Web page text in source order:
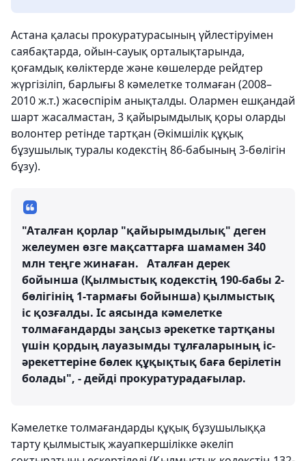
Астана қаласы прокуратурасының үйлестіруімен
саябақтарда, ойын-сауық орталықтарында,
қоғамдық көліктерде және көшелерде рейдтер
жүргізіліп, барлығы 8 кәмелетке толмаған (2008–
2010 ж.т.) жасөспірім анықталды. Олармен ешқандай
шарт жасалмастан, 3 қайырымдылық қоры оларды
волонтер ретінде тартқан (Әкімшілік құқық
бұзушылық туралы кодекстің 86-бабының 3-бөлігін
бұзу).
"Аталған қорлар "қайырымдылық" деген
желеумен өзге мақсаттарға шамамен 340
млн теңге жинаған. Аталған дерек
бойынша (Қылмыстық кодекстің 190-бабы 2-
бөлігінің 1-тармағы бойынша) қылмыстық
іс қозғалды. Іс аясында кәмелетке
толмағандарды заңсыз әрекетке тартқаны
үшін қордың лауазымды тұлғаларының іс-
әрекеттеріне бөлек құқықтық баға берілетін
болады", - дейді прокуратурадағылар.
Кәмелетке толмағандарды құқық бұзушылыққа
тарту қылмыстық жауапкершілікке әкеліп